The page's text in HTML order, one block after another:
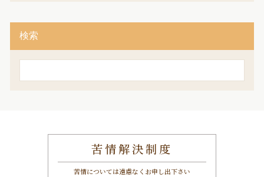
検索
苦情解決制度
苦情については遠慮なくお申し出下さい